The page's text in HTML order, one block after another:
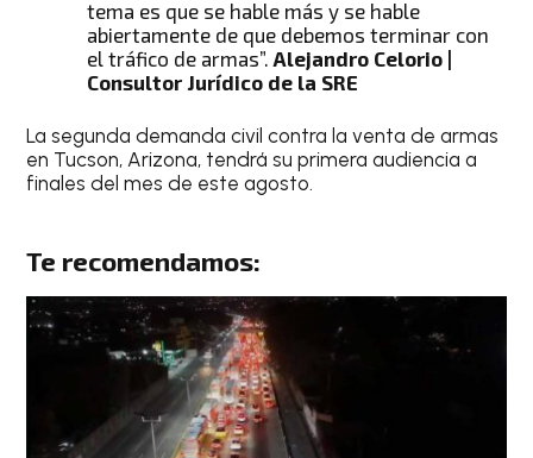
tema es que se hable más y se hable
abiertamente de que debemos terminar con
el tráfico de armas”.Alejandro Celorio |
Consultor Jurídico de la SRE
La segunda demanda civil contra la venta de armas
en Tucson, Arizona, tendrá su primera audiencia a
finales del mes de este agosto.
Te recomendamos: